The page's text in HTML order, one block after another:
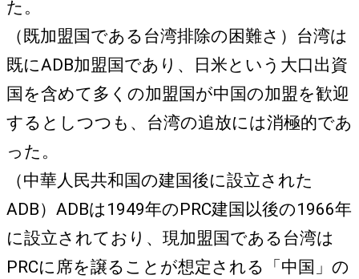
た。
（既加盟国である台湾排除の困難さ）台湾は
既にADB加盟国であり、日米という大口出資
国を含めて多くの加盟国が中国の加盟を歓迎
するとしつつも、台湾の追放には消極的であ
った。
（中華人民共和国の建国後に設立された
ADB）ADBは1949年のPRC建国以後の1966年
に設立されており、現加盟国である台湾は
PRCに席を譲ることが想定される「中国」の